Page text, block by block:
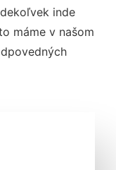
inde
máme v našom